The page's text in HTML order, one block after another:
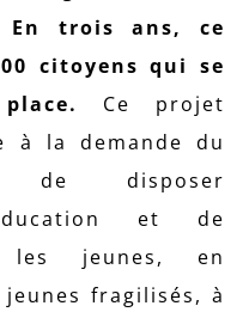
En trois ans, ce
citoyens qui se
Ce projet
à la demande du
de disposer
et de
les jeunes, en
fragilisés, à